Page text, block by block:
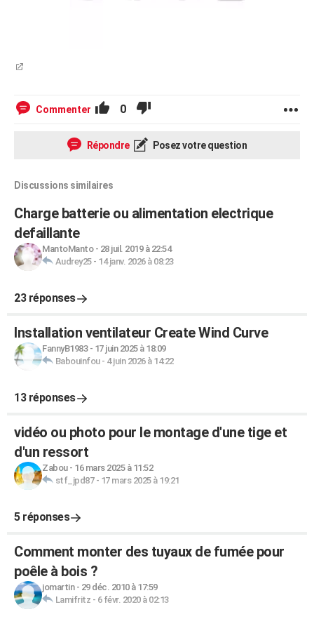
Commenter 0
Répondre Posez votre question
Discussions similaires
Charge batterie ou alimentation electrique
defaillante
MantoManto- 28 juil. 2019 à 22:54
Audrey25- 14 janv. 2026 à 08:23
23 réponses
Installation ventilateur Create Wind Curve
FannyB1983- 17 juin 2025 à 18:09
Babouinfou- 4 juin 2026 à 14:22
13 réponses
vidéo ou photo pour le montage d'une tige et
d'un ressort
Zabou- 16 mars 2025 à 11:52
stf_jpd87- 17 mars 2025 à 19:21
5 réponses
Comment monter des tuyaux de fumée pour
poêle à bois ?
jomartin- 29 déc. 2010 à 17:59
Lamifritz - 6 févr. 2020 à 02:13